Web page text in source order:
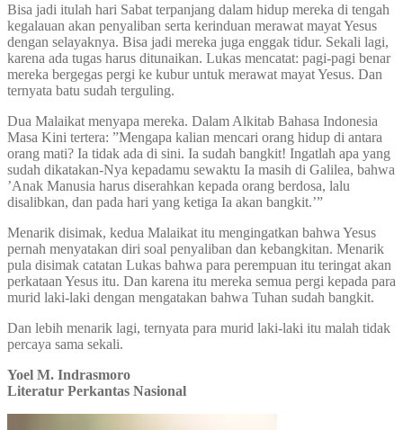
Bisa jadi itulah hari Sabat terpanjang dalam hidup mereka di tengah
kegalauan akan penyaliban serta kerinduan merawat mayat Yesus
dengan selayaknya. Bisa jadi mereka juga enggak tidur. Sekali lagi,
karena ada tugas harus ditunaikan. Lukas mencatat: pagi-pagi benar
mereka bergegas pergi ke kubur untuk merawat mayat Yesus. Dan
ternyata batu sudah terguling.
Dua Malaikat menyapa mereka. Dalam Alkitab Bahasa Indonesia
Masa Kini tertera: ”Mengapa kalian mencari orang hidup di antara
orang mati? Ia tidak ada di sini. Ia sudah bangkit! Ingatlah apa yang
sudah dikatakan-Nya kepadamu sewaktu Ia masih di Galilea, bahwa
’Anak Manusia harus diserahkan kepada orang berdosa, lalu
disalibkan, dan pada hari yang ketiga Ia akan bangkit.’”
Menarik disimak, kedua Malaikat itu mengingatkan bahwa Yesus
pernah menyatakan diri soal penyaliban dan kebangkitan. Menarik
pula disimak catatan Lukas bahwa para perempuan itu teringat akan
perkataan Yesus itu. Dan karena itu mereka semua pergi kepada para
murid laki-laki dengan mengatakan bahwa Tuhan sudah bangkit.
Dan lebih menarik lagi, ternyata para murid laki-laki itu malah tidak
percaya sama sekali.
Yoel M. Indrasmoro
Literatur Perkantas Nasional